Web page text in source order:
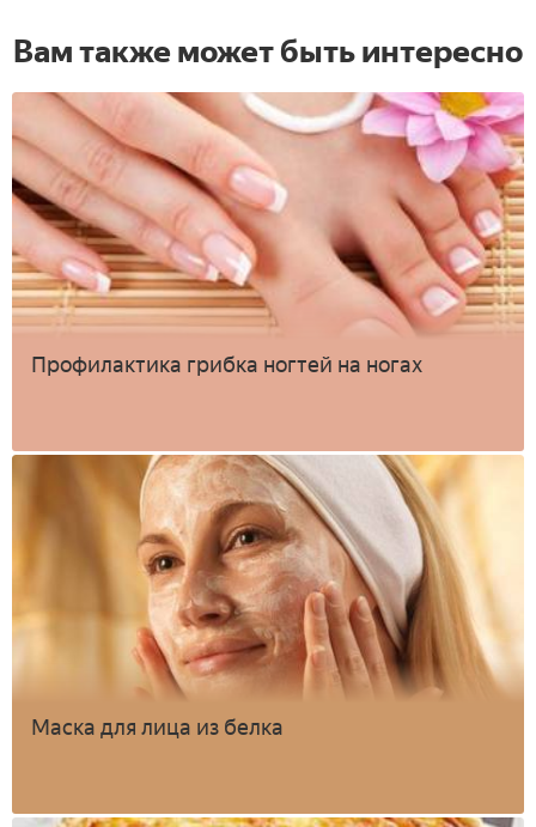
Вам также может быть интересно
Профилактика грибка ногтей на ногах
Маска для лица из белка